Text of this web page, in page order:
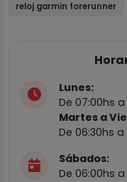
reloj garmin forerunner
Lunes:
De 07:00hs a
Martes a
De 06:30hs a
Sábados:
De 06:00hs a